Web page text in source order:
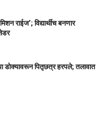
राईज’; विद्यार्थीच बनणार
डोक्यावरून पितृछत्र हरपले; तलावात